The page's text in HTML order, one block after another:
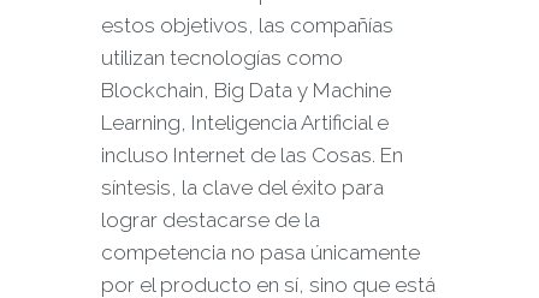
estos objetivos, las compañías
utilizan tecnologías como
Blockchain, Big Data y Machine
Learning, Inteligencia Artificial e
incluso Internet de las Cosas. En
síntesis, la clave del éxito para
lograr destacarse de la
competencia no pasa únicamente
por el producto en sí, sino que está